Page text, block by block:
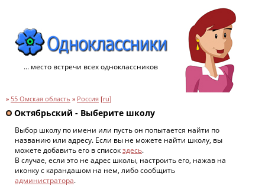
... место встречи всех одноклассников
» 55 Омская область » Россия [ru]
Октябрьский - Выберите школу
Выбор школу по имени или пусть он попытается найти по
названию или адресу. Если вы не можете найти школу, вы
можете добавить его в списокздесь.
В случае, если это не адрес школы, настроить его, нажав на
иконку с карандашом на нем, либо сообщить
администратора.